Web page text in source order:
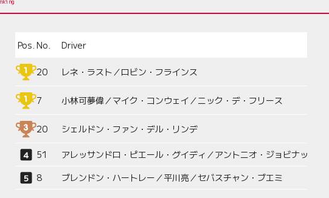
Pos. No. Driver
20 レネ・ラスト／ロビン・フラインス
7 小林可夢偉／マイク・コンウェイ／ニック・デ・フリース
20 シェルドン・ファン・デル・リンデ
51 アレッサンドロ・ピエール・グイディ／アントニオ・ジョビナッツィ
8
ブレンドン・ハートレー／平川亮／セバスチャン・ブエミ